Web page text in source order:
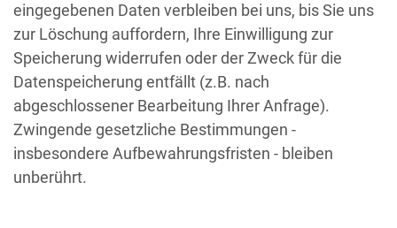
eingegebenen Daten verbleiben bei uns, bis Sie uns
zur Löschung auffordern, Ihre Einwilligung zur
Speicherung widerrufen oder der Zweck für die
Datenspeicherung entfällt (z.B. nach
abgeschlossener Bearbeitung Ihrer Anfrage).
Zwingende gesetzliche Bestimmungen -
insbesondere Aufbewahrungsfristen - bleiben
unberührt.